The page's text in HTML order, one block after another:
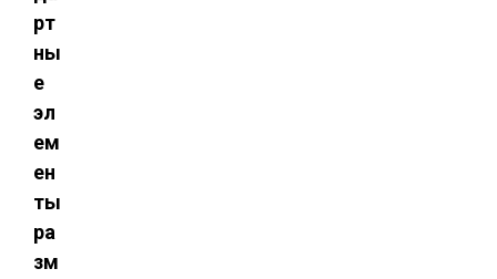
рт
ны
е
эл
ем
ен
ты
ра
зм